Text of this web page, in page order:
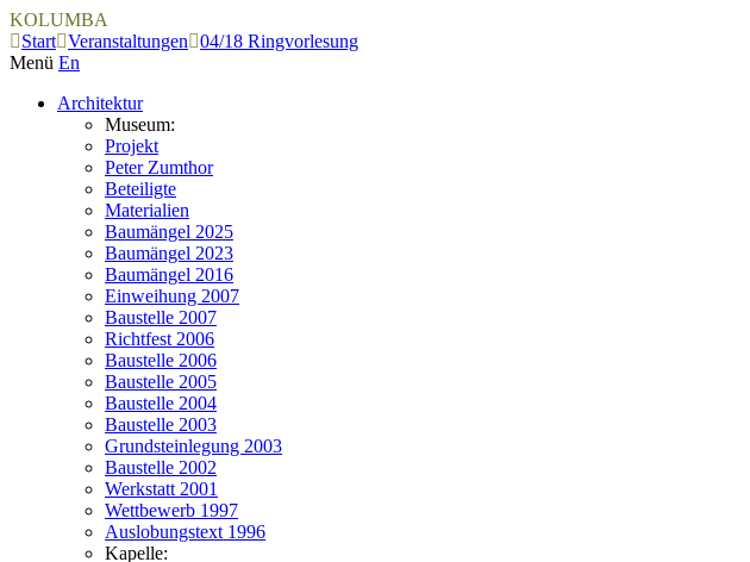
KOLUMBA
Start Veranstaltungen
04/18 Ringvorlesung
Menü En
Architektur
Museum:
Projekt
Peter Zumthor
Beteiligte
Materialien
Baumängel 2025
Baumängel 2023
Baumängel 2016
Einweihung 2007
Baustelle 2007
Richtfest 2006
Baustelle 2006
Baustelle 2005
Baustelle 2004
Baustelle 2003
Grundsteinlegung 2003
Baustelle 2002
Werkstatt 2001
Wettbewerb 1997
Auslobungstext 1996
Kapelle: